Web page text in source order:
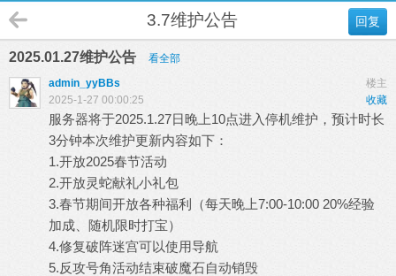
回复
3.7维护公告
2025.01.27维护公告
看全部
楼主
admin_yyBBs
收藏
2025-1-27 00:00:25
服务器将于2025.1.27日晚上10点进入停机维护，预计时长
3分钟本次维护更新内容如下：
1.开放2025春节活动
2.开放灵蛇献礼小礼包
3.春节期间开放各种福利（每天晚上7:00-10:00 20%经验
加成、随机限时打宝）
4.修复破阵迷宫可以使用导航
5.反攻号角活动结束破魔石自动销毁